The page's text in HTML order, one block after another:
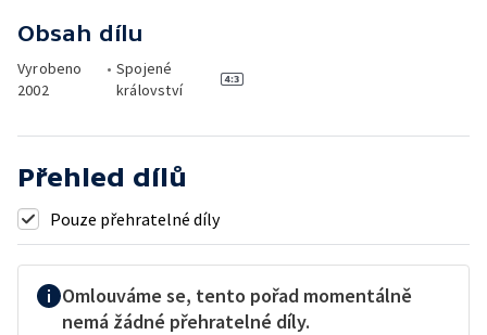
Obsah dílu
Vyrobeno
2002
• Spojené
království
Přehled dílů
Pouze přehratelné díly
Omlouváme se, tento pořad momentálně
nemá žádné přehratelné díly.